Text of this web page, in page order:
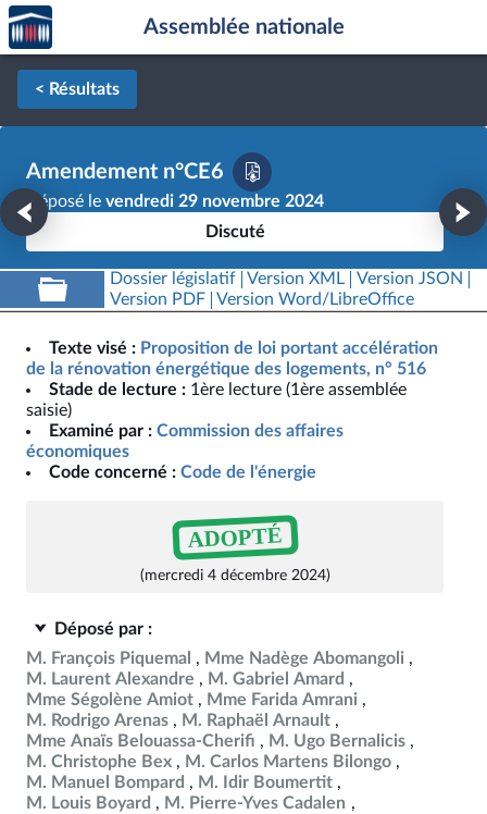
Aller au contenu
Aller en bas de la page
Accèder
à la
page
d'accueil
Assemblée nationale
< Résultats
Amendement n°CE6
Déposé le vendredi 29 novembre 2024
Discuté
Dossier législatif Version XML
Version JSON
Version PDF
Version Word/LibreOffice
Texte visé : Proposition de loi portant accélération
de la rénovation énergétique des logements, n° 516
Stade de lecture : 1ère lecture (1ère assemblée
saisie)
Examiné par : Commission des affaires
économiques
Code concerné : Code de l'énergie
ADOPTÉ
(mercredi 4 décembre 2024)
Déposé par :
M. François Piquemal
Mme Nadège Abomangoli
M. Laurent Alexandre
M. Gabriel Amard
Mme Ségolène Amiot
Mme Farida Amrani
M. Rodrigo Arenas
M. Raphaël Arnault
Mme Anaïs Belouassa-Cherifi
M. Ugo Bernalicis
M. Christophe Bex
M. Carlos Martens Bilongo
M. Manuel Bompard
M. Idir Boumertit
M. Louis Boyard
M. Pierre-Yves Cadalen